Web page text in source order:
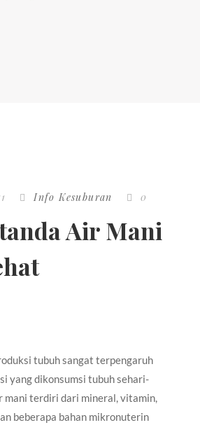
Info Kesuburan 0
Air Mani
tubuh sangat terpengaruh
yang dikonsumsi tubuh sehari-
mani terdiri dari mineral, vitamin,
beberapa bahan mikronuterin